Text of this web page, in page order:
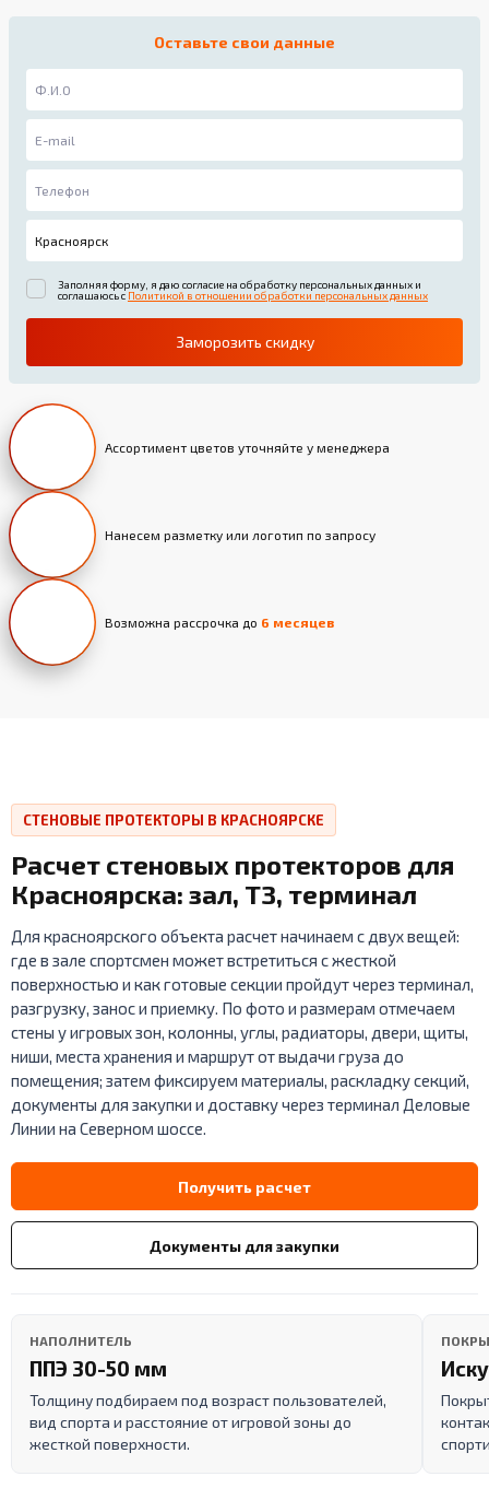
Оставьте свои данные
Заполняя форму, я даю согласие на обработку персональных данных и
соглашаюсь с Политикой в отношении обработки персональных данных
Заморозить скидку
Ассортимент цветов уточняйте у менеджера
Нанесем разметку или логотип по запросу
Возможна рассрочка до 6 месяцев
СТЕНОВЫЕ ПРОТЕКТОРЫ В КРАСНОЯРСКЕ
Расчет стеновых протекторов для
Красноярска: зал, ТЗ, терминал
Для красноярского объекта расчет начинаем с двух вещей:
где в зале спортсмен может встретиться с жесткой
поверхностью и как готовые секции пройдут через терминал,
разгрузку, занос и приемку. По фото и размерам отмечаем
стены у игровых зон, колонны, углы, радиаторы, двери, щиты,
ниши, места хранения и маршрут от выдачи груза до
помещения; затем фиксируем материалы, раскладку секций,
документы для закупки и доставку через терминал Деловые
Линии на Северном шоссе.
Получить расчет
Документы для закупки
НАПОЛНИТЕЛЬ
ППЭ 30-50 мм
Толщину подбираем под возраст пользователей,
вид спорта и расстояние от игровой зоны до
жесткой поверхности.